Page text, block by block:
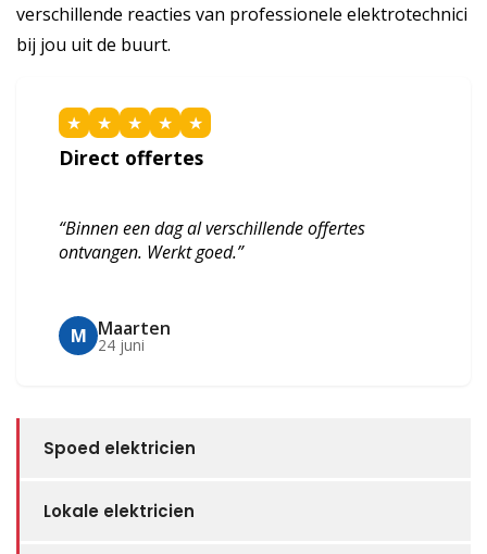
verschillende reacties van professionele elektrotechnici
bij jou uit de buurt.
★ ★ ★ ★ ★
Direct offertes
“Binnen een dag al verschillende offertes
ontvangen. Werkt goed.”
M Maarten
24 juni
Spoed elektricien
Lokale elektricien